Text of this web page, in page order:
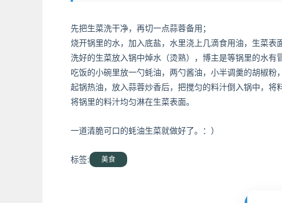
先把生菜洗干净，再切一点蒜蓉备用；
烧开锅里的水，加入底盐，水里浇上几滴食用油，生菜表
洗好的生菜放入锅中焯水（烫熟），博主是等锅里的水有
吃饭的小碗里放一勺蚝油，两勺酱油，小半调羹的胡椒粉
起锅热油，放入蒜蓉炒香后，把搅匀的料汁倒入锅中，将
将锅里的料汁均匀淋在生菜表面。
一道清脆可口的蚝油生菜就做好了。：）
标签: 美食